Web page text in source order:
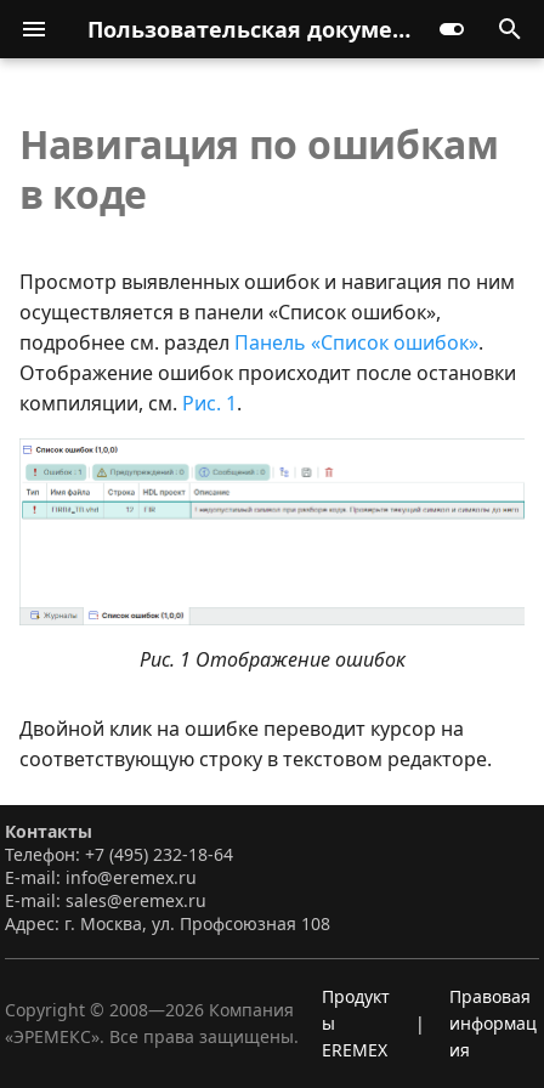
Пользовательская документация
Навигация по ошибкам
в коде
Просмотр выявленных ошибок и навигация по ним
осуществляется в панели «Список ошибок»,
подробнее см. раздел Панель «Список ошибок».
Отображение ошибок происходит после остановки
компиляции, см. Рис. 1.
Рис. 1 Отображение ошибок
Двойной клик на ошибке переводит курсор на
соответствующую строку в текстовом редакторе.
Контакты
Телефон: +7 (495) 232-18-64
E-mail: info@eremex.ru
E-mail: sales@eremex.ru
Адрес: г. Москва, ул. Профсоюзная 108
Copyright © 2008—2026 Компания
«ЭРЕМЕКС». Все права защищены.
Продукт
ы
EREMEX
|
Правовая
информац
ия